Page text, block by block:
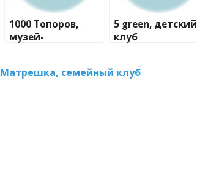
1000 Топоров,
музей-
5 green, детский
клуб
Матрешка, семейный клуб